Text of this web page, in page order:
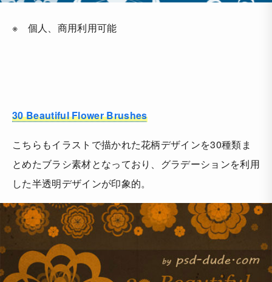
※ 個人、商用利用可能
30 Beautiful Flower Brushes
こちらもイラストで描かれた花柄デザインを30種類ま
とめたブラシ素材となっており、グラデーションを利用
した半透明デザインが印象的。